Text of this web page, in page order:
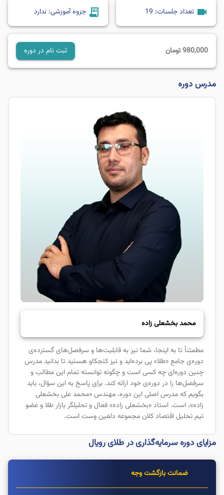
videocam تعداد جلسات: 19
receipt_long جزوه آموزشی: ندارد
980,000تومان ثبت نام در دوره
مدرس دوره
محمد بخشعلی زاده
مطمئناً تا به اینجا، شما نیز به قابلیت‌ها و سرفصل‌های گسترده‌ی
دوره‌ی جامع «طلا» پی برده‌اید و نیز کنجکاو هستید تا بدانید مدرس
چنین دوره‌‌ای چه کسی است و چگونه توانسته تمام این مطالب و
سرفصل‌ها را در دوره‌ی خود ارائه کند. برای پاسخ به این سؤال، باید
بگویم که مدرس اصلی این دوره، مهندس «محمد علی بخشعلی
زاده»، است. استاد «بخشعلی زاده» فعال و تحلیلگر بازار طلا و عضو
تیم تحلیل اقتصاد کلان مجموعه دلفین وست است.
مزایای دوره سرمایه‌گذاری در طلای رویال
alert
ضمانت بازگشت وجه